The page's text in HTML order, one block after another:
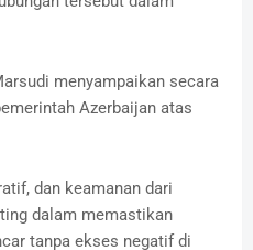
menyampaikan secara
Azerbaijan atas
dan keamanan dari
dalam memastikan
tanpa ekses negatif di